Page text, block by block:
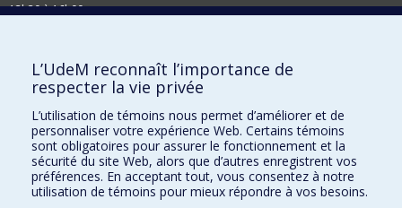
13h30 à 16h00
Site Web du Secrétariat général
Accessibilité
Demandes en ligne
Demande de rappel
L’UdeM reconnaît l’importance de
respecter la vie privée
L’utilisation de témoins nous permet d’améliorer et de
personnaliser votre expérience Web. Certains témoins
sont obligatoires pour assurer le fonctionnement et la
sécurité du site Web, alors que d’autres enregistrent vos
préférences. En acceptant tout, vous consentez à notre
utilisation de témoins pour mieux répondre à vos besoins.